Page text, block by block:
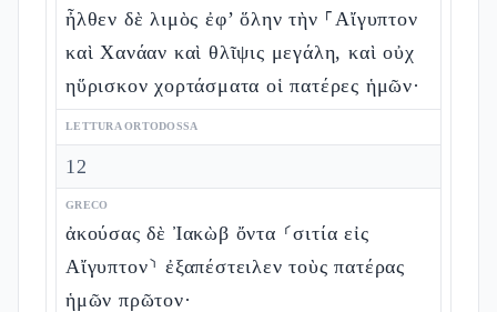
ἦλθεν δὲ λιμὸς ἐφ’ ὅλην τὴν ⸀Αἴγυπτον
καὶ Χανάαν καὶ θλῖψις μεγάλη, καὶ οὐχ
ηὕρισκον χορτάσματα οἱ πατέρες ἡμῶν·
LETTURA ORTODOSSA
12
GRECO
ἀκούσας δὲ Ἰακὼβ ὄντα ⸂σιτία εἰς
Αἴγυπτον⸃ ἐξαπέστειλεν τοὺς πατέρας
ἡμῶν πρῶτον·